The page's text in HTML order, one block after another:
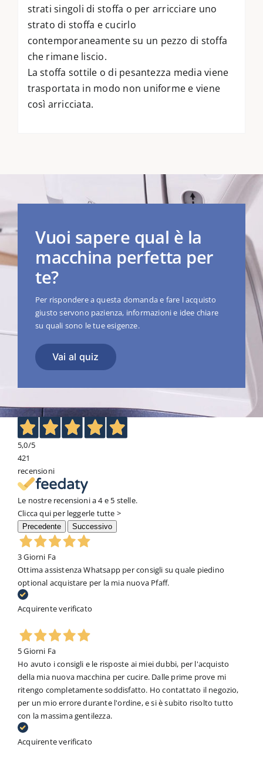
strati singoli di stoffa o per arricciare uno
strato di stoffa e cucirlo
contemporaneamente su un pezzo di stoffa
che rimane liscio.
La stoffa sottile o di pesantezza media viene
trasportata in modo non uniforme e viene
così arricciata.
Vuoi sapere qual è la
macchina perfetta per
te?
Per rispondere a questa domanda e fare l acquisto
giusto servono pazienza, informazioni e idee chiare
su quali sono le tue esigenze.
Vai al quiz
5,0/5
421
recensioni
Le nostre recensioni a 4 e 5 stelle.
Clicca qui per leggerle tutte >
Precedente Successivo
3 Giorni Fa
Ottima assistenza Whatsapp per consigli su quale piedino
optional acquistare per la mia nuova Pfaff.
Acquirente verificato
5 Giorni Fa
Ho avuto i consigli e le risposte ai miei dubbi, per l'acquisto
della mia nuova macchina per cucire. Dalle prime prove mi
ritengo completamente soddisfatto. Ho contattato il negozio,
per un mio errore durante l'ordine, e si è subito risolto tutto
con la massima gentilezza.
Acquirente verificato